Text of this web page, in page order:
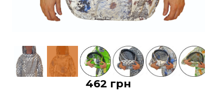
462 грн